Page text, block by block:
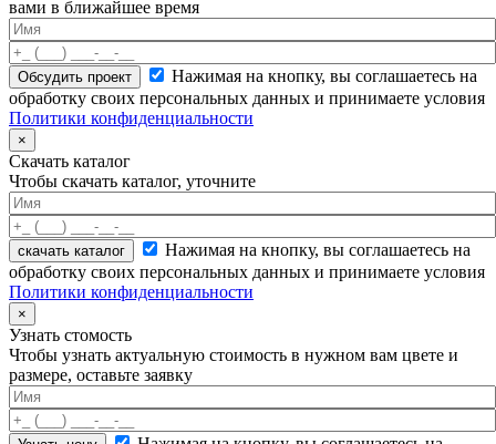
вами в ближайшее время
Нажимая на кнопку, вы соглашаетесь на
обработку своих персональных данных и принимаете условия
Политики конфиденциальности
×
Скачать каталог
Чтобы скачать каталог, уточните
скачать каталог
Нажимая на кнопку, вы соглашаетесь на
обработку своих персональных данных и принимаете условия
Политики конфиденциальности
×
Узнать стомость
Чтобы узнать актуальную стоимость в нужном вам цвете и
размере, оставьте заявку